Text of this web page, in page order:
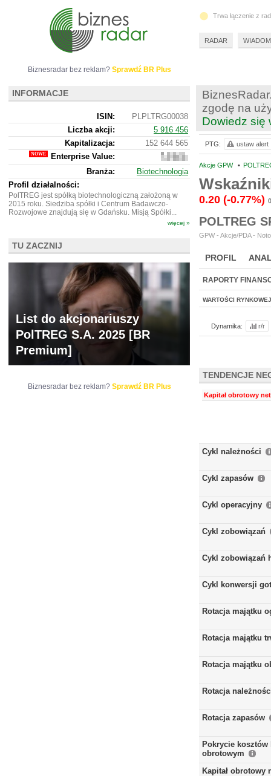
zgodę na
Dowiedz się
Akcje GPW •
0.20 (-0.77%)
POLTREG
GPW - Akcje/PDA -
PROFIL
WYCENA BR
RAPORTY
WARTOŚCI RYNKOWEJ
Dynamika: r/r
TENDENCJE
Kapitał obrotowy
Cykl należności
Cykl zapasów
Cykl operacyjny
Cykl zobowiązań
Cykl zobowiązań
Cykl konwersji
Rotacja majątku
Rotacja majątku
Rotacja majątku
Rotacja
Rotacja zapasów
Pokrycie kosztów
obrotowym
Kapitał obrotowy
PTG: ustaw alert
Biznesradar bez reklam? Sprawdź BR Plus
INFORMACJE
ISIN:
PLPLTRG00038
Liczba akcji:
5 916 456
Kapitalizacja:
152 644 565
Enterprise Value:
151
133
565
Branża:
Biotechnologia
Profil działalności:
PolTREG jest spółką biotechnologiczną założoną w
2015 roku. Siedziba spółki i Centrum Badawczo-
Rozwojowe znajdują się w Gdańsku. Misją Spółki...
więcej »
TU ZACZNIJ
List do akcjonariuszy
PolTREG S.A. 2025 [BR
Premium]
Biznesradar bez reklam? Sprawdź BR Plus
Trwa łączenie z
RADAR